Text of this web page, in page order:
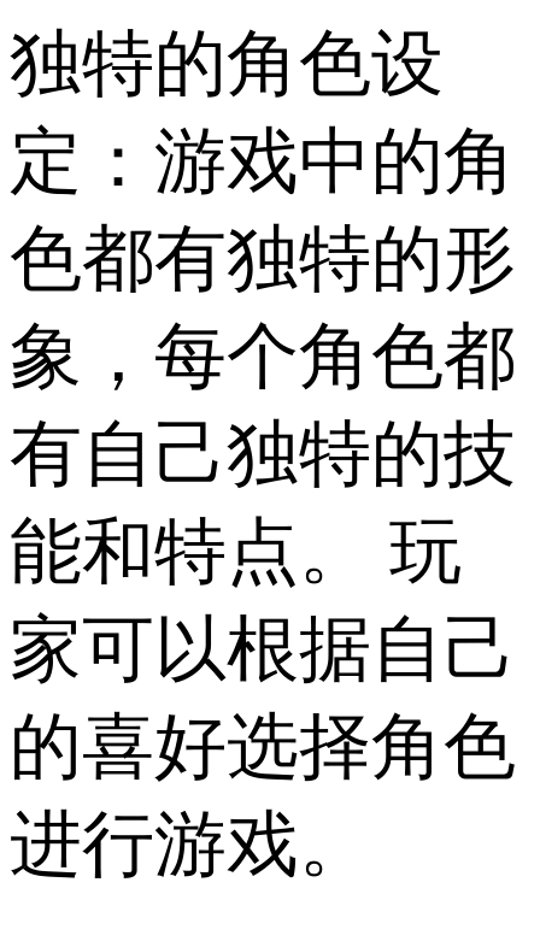
独特的角色设
定：游戏中的角
色都有独特的形
象，每个角色都
有自己独特的技
能和特点。 玩
家可以根据自己
的喜好选择角色
进行游戏。